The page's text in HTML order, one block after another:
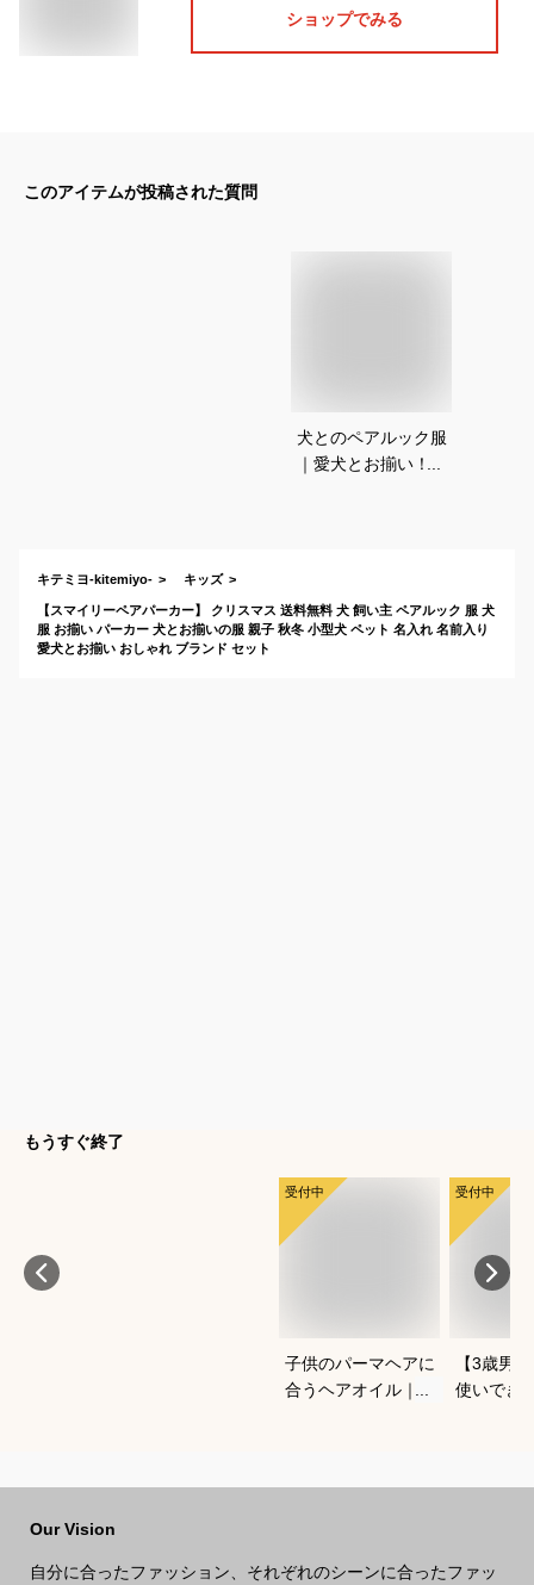
ショップでみる
このアイテムが投稿された質問
犬とのペアルック服
｜愛犬とお揃い！脱
キテミヨ-kitemiyo- キッズ
【スマイリーペアパーカー】 クリスマス 送料無料 犬 飼い主 ペアルック 服 犬
服 お揃い パーカー 犬とお揃いの服 親子 秋冬 小型犬 ペット 名入れ 名前入り
愛犬とお揃い おしゃれ ブランド セット
もうすぐ終了
受付中
子供のパーマヘアに
合うヘアオイル｜安
受付中
【3歳男
使いでき
Our Vision
自分に合ったファッション、それぞれのシーンに合ったファッ